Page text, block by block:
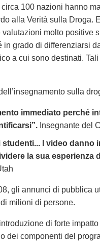
100 nazioni hanno
alla Verità sulla Droga.
molto positive
in grado di differenziarsi
a cui sono destinati.
sulla
immediato perché
Insegnante del
I video danno
la sua esperienza
gli annunci di pubblica
milioni di persone.
di forte
dei componenti del